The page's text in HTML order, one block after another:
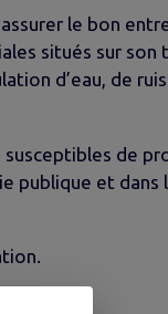
le bon
situés sur son
d’eau, de
de
publique et dans